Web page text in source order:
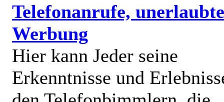
Telefonanrufe, unerlaubte
Werbung
Hier kann Jeder seine
Erkenntnisse und